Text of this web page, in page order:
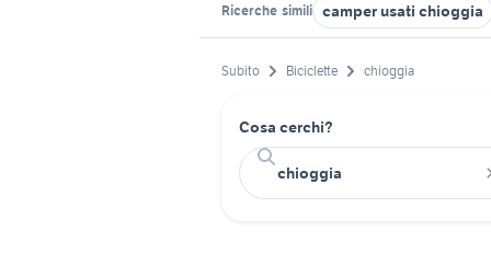
Ricerche simili camper usati chioggia
Subito Biciclette chioggia
Cosa cerchi?